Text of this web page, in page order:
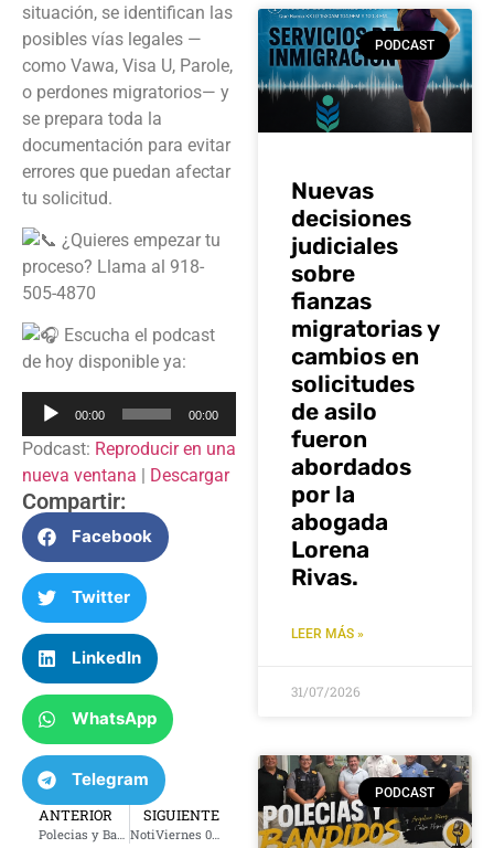
situación, se identifican las
posibles vías legales —
como Vawa, Visa U, Parole,
o perdones migratorios— y
se prepara toda la
documentación para evitar
errores que puedan afectar
tu solicitud.
¿Quieres empezar tu
proceso? Llama al 918-
505-4870
Escucha el podcast
de hoy disponible ya:
Reproductor
audio
00:00 00:00
Podcast: Reproducir en una
nueva ventana | Descargar
Compartir:
Facebook
Twitter
LinkedIn
WhatsApp
Telegram
ANTERIOR SIGUIENTE
NotiViernes 06 junio 2025
PODCAST
Nuevas
decisiones
judiciales
sobre
fianzas
migratorias y
cambios en
solicitudes
de asilo
fueron
abordados
por la
abogada
Lorena
Rivas.
LEER MÁS »
31/07/2026
PODCAST